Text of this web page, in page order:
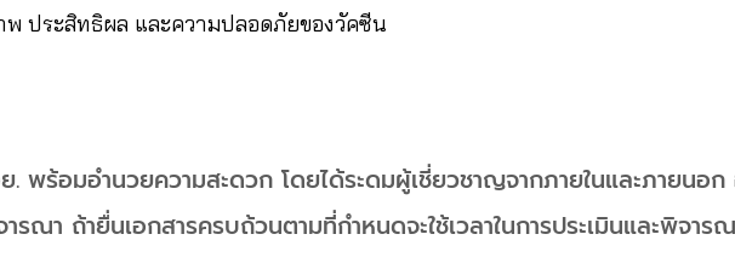
ประสิทธิผล และความปลอดภัยของวัคซีน
. พร้อมอำนวยความสะดวก โดยได้ระดมผู้เชี่ยวชาญจากภายในและภายนอก
รณา ถ้ายื่นเอกสารครบถ้วนตามที่กำหนดจะใช้เวลาในการประเมินและพิจา